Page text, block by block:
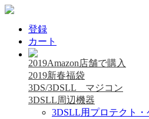
登録
カート
2019Amazon店舗で購入
2019新春福袋
3DS/3DSLL マジコン
3DSLL周辺機器
3DSLL用プロテクト・